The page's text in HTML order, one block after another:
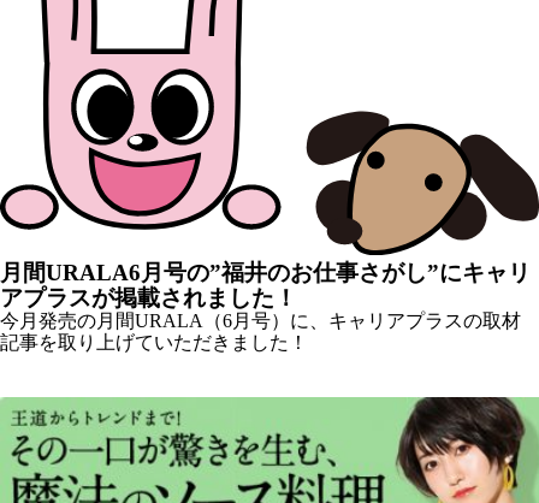
月間URALA6月号の”福井のお仕事さがし”にキャリ
アプラスが掲載されました！
今月発売の月間URALA（6月号）に、キャリアプラスの取材
記事を取り上げていただきました！